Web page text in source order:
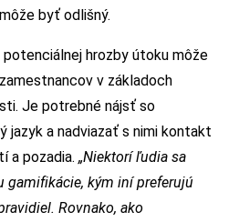
byť odlišný.
potenciálnej hrozby útoku môže
v základoch
Je potrebné nájsť so
jazyk a nadviazať s nimi kontakt
a pozadia. „Niektorí ľudia sa
gamifikácie, kým iní preferujú
Rovnako, ako